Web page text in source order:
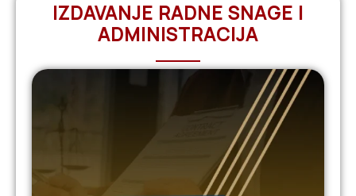
IZDAVANJE RADNE SNAGE I
ADMINISTRACIJA